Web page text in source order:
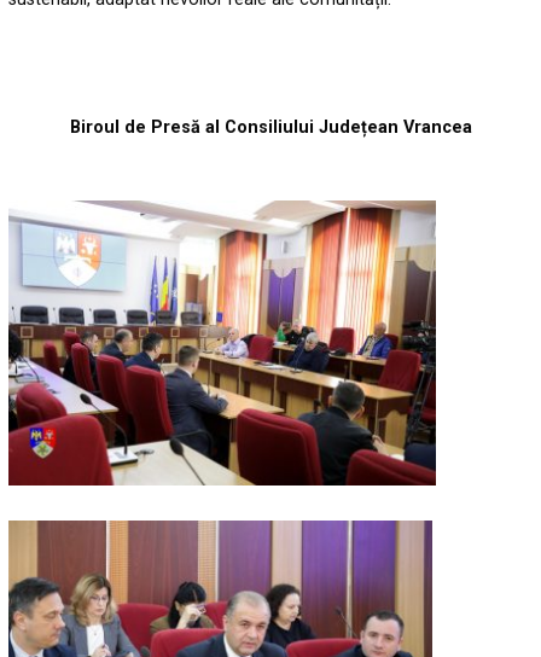
Biroul de Presă al Consiliului Județean Vrancea